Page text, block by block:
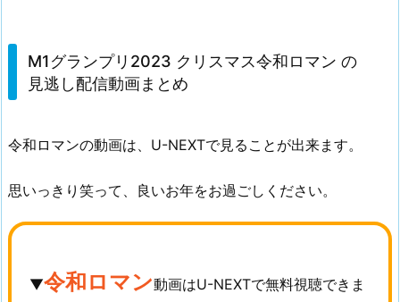
M1グランプリ2023 クリスマス令和ロマン の
見逃し配信動画まとめ
令和ロマンの動画は、U-NEXTで見ることが出来ます。
思いっきり笑って、良いお年をお過ごしください。
▼令和ロマン動画はU-NEXTで無料視聴できま